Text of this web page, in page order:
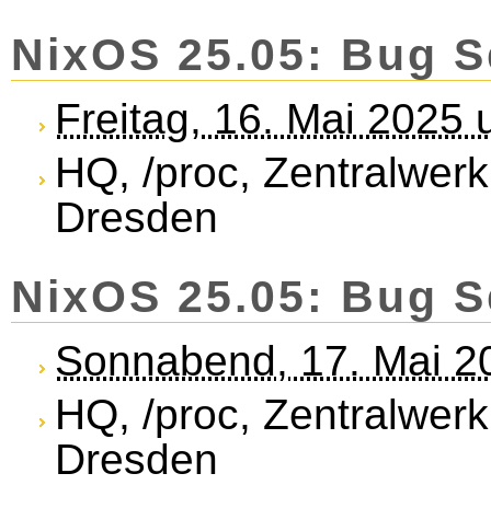
NixOS 25.05: Bug
Freitag, 16. Mai 2025
HQ, /proc,
Dresden
NixOS 25.05: Bug
Sonnabend, 17. Mai
HQ, /proc,
Dresden